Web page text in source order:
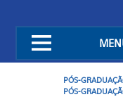
PÓS-
PÓS-